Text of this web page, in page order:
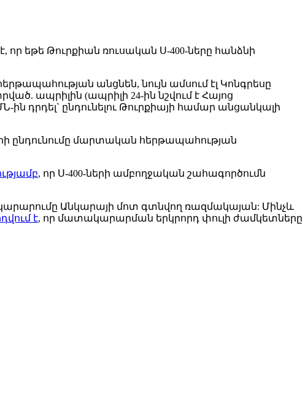
եթե Թուրքիան ռուսական Ս-400-ները հանձնի
անցնեն, նույն ամսում էլ Կոնգրեսը
ապրիլին (ապրիլի 24-ին նշվում է Հայոց
դրդել` ընդունելու Թուրքիայի համար անցանկալի
ընդունումը մարտական հերթապահության
, որ Ս-400-ների ամբողջական շահագործումն
Անկարայի մոտ գտնվող ռազմակայան: Մինչև
է, որ մատակարարման երկրորդ փուլի ժամկետները